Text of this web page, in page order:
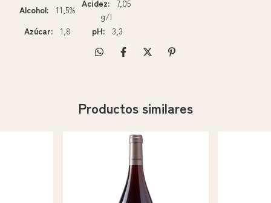
Alcohol: 11,5%
Acidez: 7,05
g/l
Azúcar: 1,8 pH: 3,3
Productos similares